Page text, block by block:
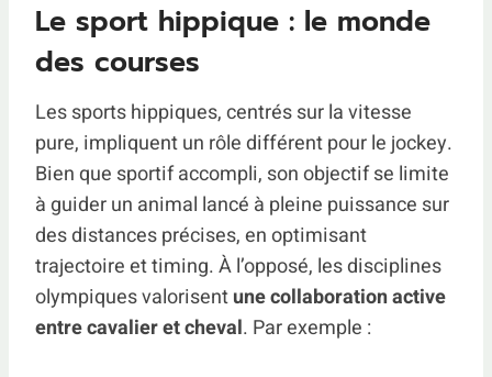
Le sport hippique : le monde
des courses
Les sports hippiques, centrés sur la vitesse
pure, impliquent un rôle différent pour le jockey.
Bien que sportif accompli, son objectif se limite
à guider un animal lancé à pleine puissance sur
des distances précises, en optimisant
trajectoire et timing. À l’opposé, les disciplines
olympiques valorisentune collaboration active
entre cavalier et cheval. Par exemple :